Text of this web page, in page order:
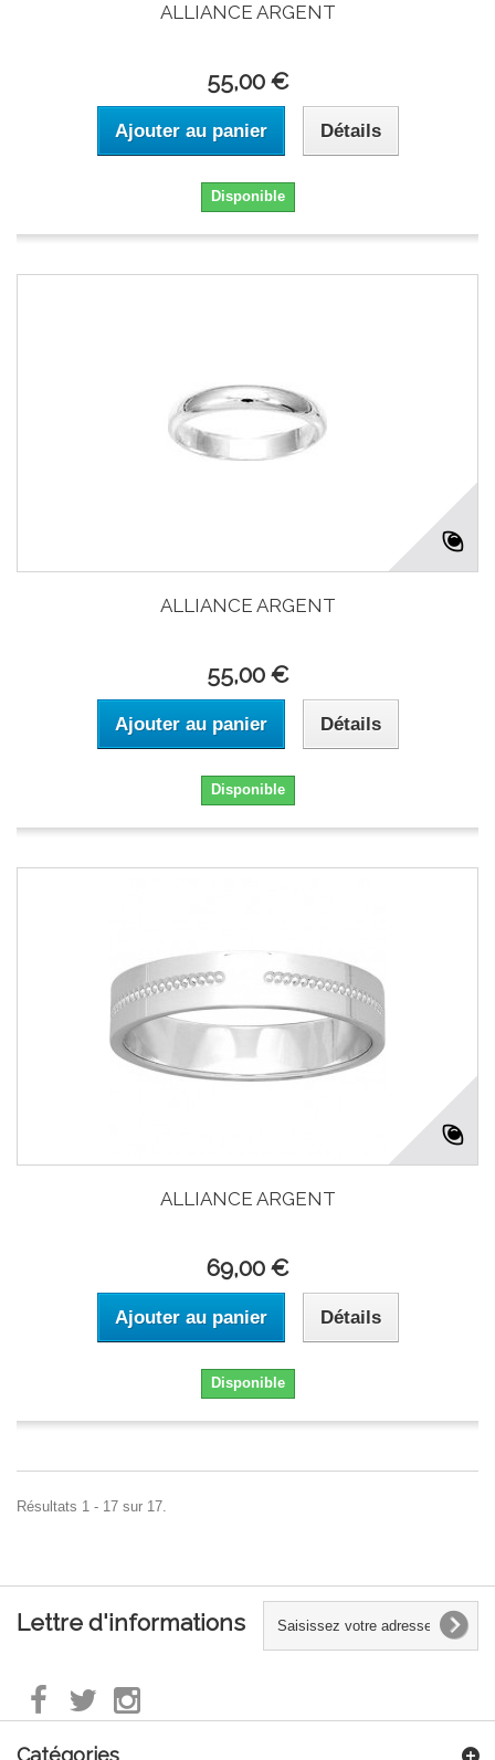
ALLIANCE ARGENT
55,00 €
Ajouter au panier Détails
Disponible
ALLIANCE ARGENT
55,00 €
Ajouter au panier Détails
Disponible
ALLIANCE ARGENT
69,00 €
Ajouter au panier Détails
Disponible
Résultats 1 - 17 sur 17.
Lettre d'informations
Catégories